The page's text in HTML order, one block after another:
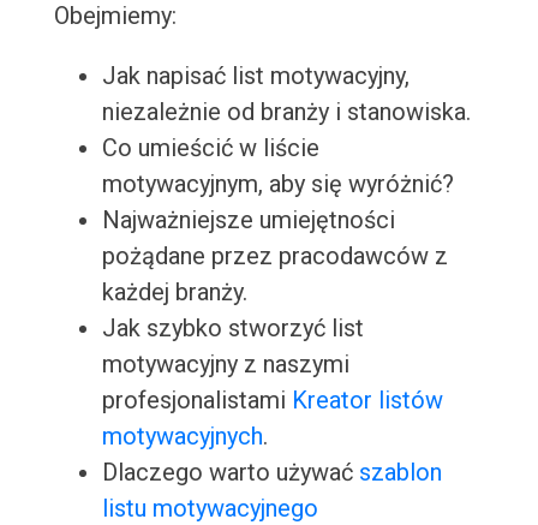
Obejmiemy:
Jak napisać list motywacyjny,
niezależnie od branży i stanowiska.
Co umieścić w liście
motywacyjnym, aby się wyróżnić?
Najważniejsze umiejętności
pożądane przez pracodawców z
każdej branży.
Jak szybko stworzyć list
motywacyjny z naszymi
profesjonalistami Kreator listów
motywacyjnych.
Dlaczego warto używać szablon
listu motywacyjnego